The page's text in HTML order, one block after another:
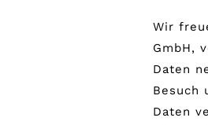
Wir
GmbH,
Daten
Besuch
Daten